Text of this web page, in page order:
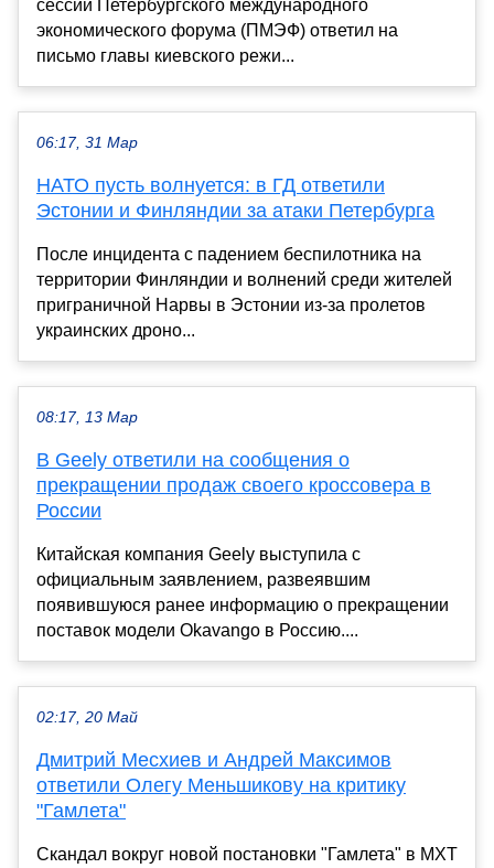
сессии Петербургского международного
экономического форума (ПМЭФ) ответил на
письмо главы киевского режи...
06:17, 31 Мар
НАТО пусть волнуется: в ГД ответили
Эстонии и Финляндии за атаки Петербурга
После инцидента с падением беспилотника на
территории Финляндии и волнений среди жителей
приграничной Нарвы в Эстонии из-за пролетов
украинских дроно...
08:17, 13 Мар
В Geely ответили на сообщения о
прекращении продаж своего кроссовера в
России
Китайская компания Geely выступила с
официальным заявлением, развеявшим
появившуюся ранее информацию о прекращении
поставок модели Okavango в Россию....
02:17, 20 Май
Дмитрий Месхиев и Андрей Максимов
ответили Олегу Меньшикову на критику
"Гамлета"
Скандал вокруг новой постановки "Гамлета" в МХТ